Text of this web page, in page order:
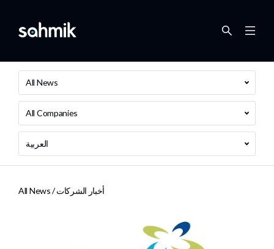
All News
All Companies
العربية
All News /أخبار الشركات